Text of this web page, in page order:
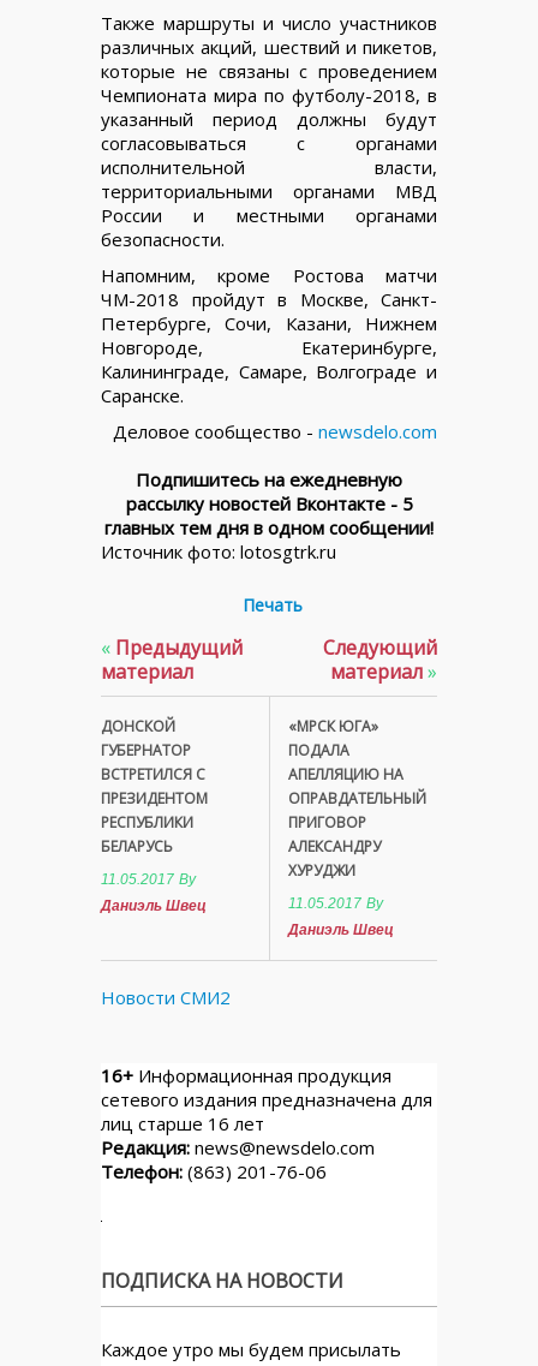
Также маршруты и число участников
различных акций, шествий и пикетов,
которые не связаны с проведением
Чемпионата мира по футболу-2018, в
указанный период должны будут
согласовываться с органами
исполнительной власти,
территориальными органами МВД
России и местными органами
безопасности.
Напомним, кроме Ростова матчи
ЧМ-2018 пройдут в Москве, Санкт-
Петербурге, Сочи, Казани, Нижнем
Новгороде, Екатеринбурге,
Калининграде, Самаре, Волгограде и
Саранске.
Деловое сообщество - newsdelo.com
Подпишитесь на ежедневную
рассылку новостей Вконтакте - 5
главных тем дня в одном сообщении!
Источник фото: lotosgtrk.ru
Печать
« Предыдущий
материал
ДОНСКОЙ
ГУБЕРНАТОР
ВСТРЕТИЛСЯ С
ПРЕЗИДЕНТОМ
РЕСПУБЛИКИ
БЕЛАРУСЬ
11.05.2017 By
Даниэль Швец
Следующий
материал»
«МРСК ЮГА»
ПОДАЛА
АПЕЛЛЯЦИЮ НА
ОПРАВДАТЕЛЬНЫЙ
ПРИГОВОР
АЛЕКСАНДРУ
ХУРУДЖИ
11.05.2017 By
Даниэль Швец
Новости СМИ2
16+ Информационная продукция
сетевого издания предназначена для
лиц старше 16 лет
Редакция: news@newsdelo.com
Телефон: (863) 201-76-06
ПОДПИСКА НА НОВОСТИ
Каждое утро мы будем присылать